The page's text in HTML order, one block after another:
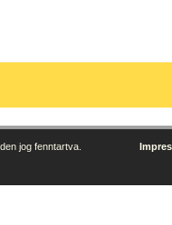
jog fenntartva.